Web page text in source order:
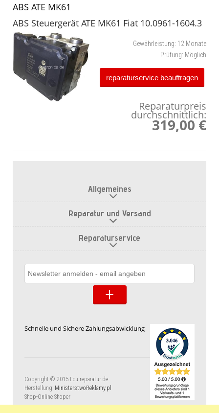
ABS ATE MK61
ABS Steuergerät ATE MK61 Fiat 10.0961-1604.3
Gewährleistung: 12 Monate
Prüfung: Möglich
reparaturservice beauftragen
Reparaturpreis
durchschnittlich:
319,00 €
Allgemeines
Reparatur und Versand
Reparaturservice
Schnelle und Sichere Zahlungsabwicklung
Copyright © 2015 Ecu-reparatur.de
Herstellung: MinisterstwoReklamy.pl
Shop-Online Shoper